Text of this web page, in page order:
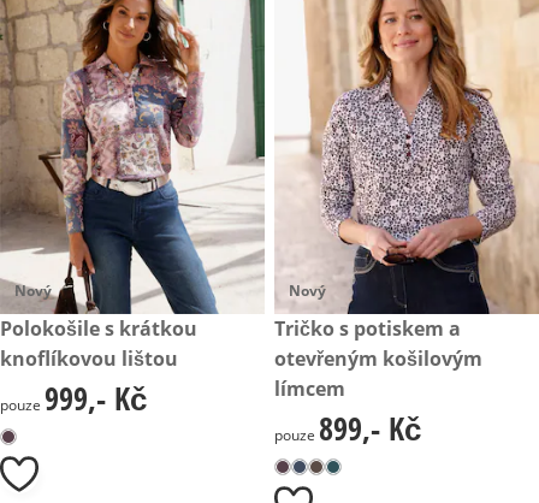
Nový
999,- Kč
Polokošile s krátkou
knoflíkovou lištou
999,- Kč
pouze 999,- Kč
Nový
899,- Kč
Tričko s potiskem a
otevřeným košilovým
límcem
899,- Kč
pouze 899,- Kč